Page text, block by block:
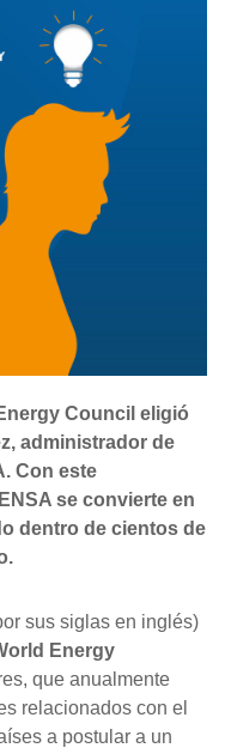
Council eligió
administrador de
Con este
se convierte en
dentro de cientos de
sus siglas en inglés)
Energy
que anualmente
relacionados con el
a postular a un